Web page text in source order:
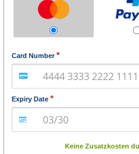
Card Number
Expiry Date
Keine Zusatzkosten